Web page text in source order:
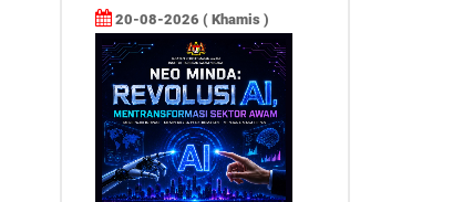
20-08-2026 ( Khamis )